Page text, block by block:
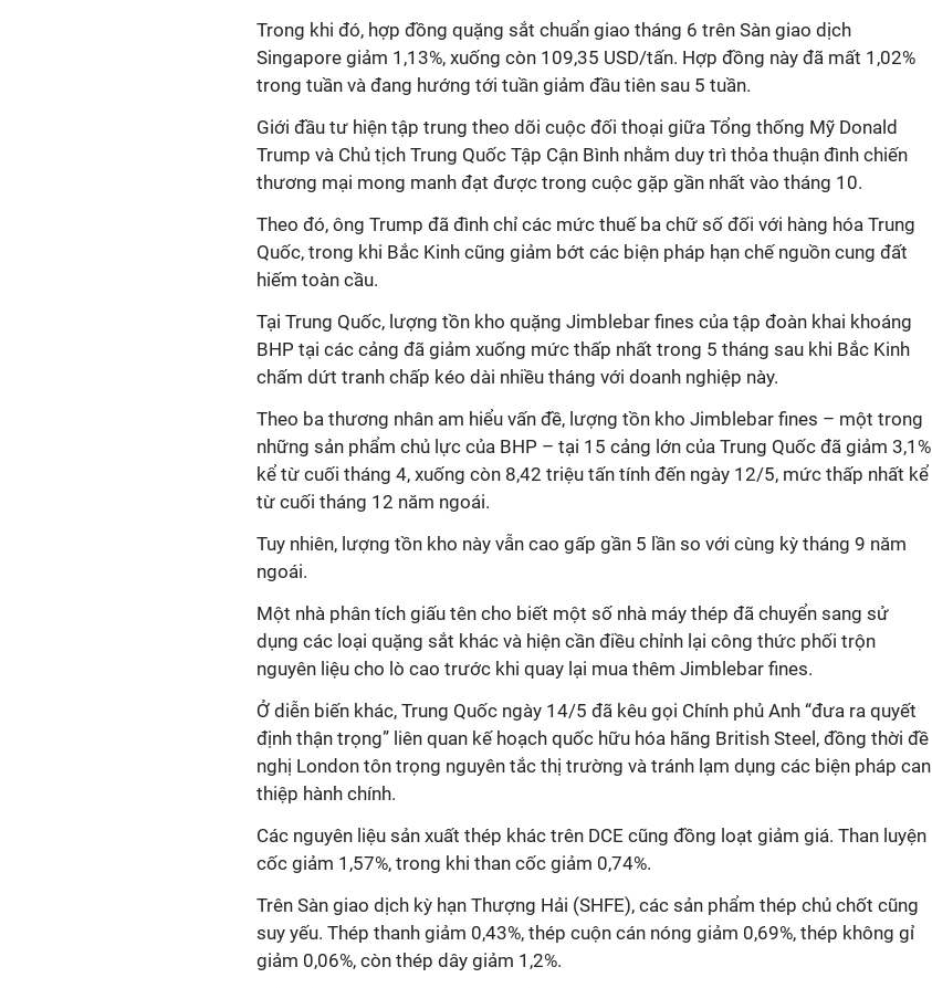
Trong khi đó, hợp đồng quặng sắt chuẩn giao tháng 6 trên Sàn giao dịch
Singapore giảm 1,13%, xuống còn 109,35 USD/tấn. Hợp đồng này đã mất 1,02%
trong tuần và đang hướng tới tuần giảm đầu tiên sau 5 tuần.
Giới đầu tư hiện tập trung theo dõi cuộc đối thoại giữa Tổng thống Mỹ Donald
Trump và Chủ tịch Trung Quốc Tập Cận Bình nhằm duy trì thỏa thuận đình chiến
thương mại mong manh đạt được trong cuộc gặp gần nhất vào tháng 10.
Theo đó, ông Trump đã đình chỉ các mức thuế ba chữ số đối với hàng hóa Trung
Quốc, trong khi Bắc Kinh cũng giảm bớt các biện pháp hạn chế nguồn cung đất
hiếm toàn cầu.
Tại Trung Quốc, lượng tồn kho quặng Jimblebar fines của tập đoàn khai khoáng
BHP tại các cảng đã giảm xuống mức thấp nhất trong 5 tháng sau khi Bắc Kinh
chấm dứt tranh chấp kéo dài nhiều tháng với doanh nghiệp này.
Theo ba thương nhân am hiểu vấn đề, lượng tồn kho Jimblebar fines – một trong
những sản phẩm chủ lực của BHP – tại 15 cảng lớn của Trung Quốc đã giảm 3,1%
kể từ cuối tháng 4, xuống còn 8,42 triệu tấn tính đến ngày 12/5, mức thấp nhất kể
từ cuối tháng 12 năm ngoái.
Tuy nhiên, lượng tồn kho này vẫn cao gấp gần 5 lần so với cùng kỳ tháng 9 năm
ngoái.
Một nhà phân tích giấu tên cho biết một số nhà máy thép đã chuyển sang sử
dụng các loại quặng sắt khác và hiện cần điều chỉnh lại công thức phối trộn
nguyên liệu cho lò cao trước khi quay lại mua thêm Jimblebar fines.
Ở diễn biến khác, Trung Quốc ngày 14/5 đã kêu gọi Chính phủ Anh “đưa ra quyết
định thận trọng” liên quan kế hoạch quốc hữu hóa hãng British Steel, đồng thời đề
nghị London tôn trọng nguyên tắc thị trường và tránh lạm dụng các biện pháp can
thiệp hành chính.
Các nguyên liệu sản xuất thép khác trên DCE cũng đồng loạt giảm giá. Than luyện
cốc giảm 1,57%, trong khi than cốc giảm 0,74%.
Trên Sàn giao dịch kỳ hạn Thượng Hải (SHFE), các sản phẩm thép chủ chốt cũng
suy yếu. Thép thanh giảm 0,43%, thép cuộn cán nóng giảm 0,69%, thép không gỉ
giảm 0,06%, còn thép dây giảm 1,2%.